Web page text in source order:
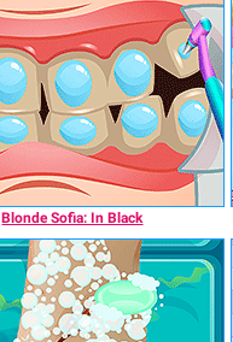
Blonde Sofia: In Black